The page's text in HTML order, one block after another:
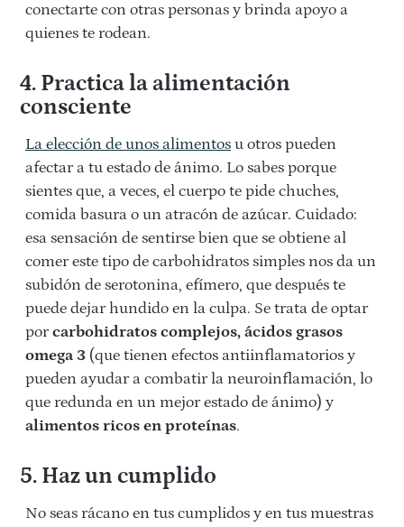
conectarte con otras personas y brinda apoyo a
quienes te rodean.
4. Practica la alimentación
consciente
La elección de unos alimentos u otros pueden
afectar a tu estado de ánimo. Lo sabes porque
sientes que, a veces, el cuerpo te pide chuches,
comida basura o un atracón de azúcar. Cuidado:
esa sensación de sentirse bien que se obtiene al
comer este tipo de carbohidratos simples nos da un
subidón de serotonina, efímero, que después te
puede dejar hundido en la culpa. Se trata de optar
porcarbohidratos complejos, ácidos grasos
omega 3 (que tienen efectos antiinflamatorios y
pueden ayudar a combatir la neuroinflamación, lo
que redunda en un mejor estado de ánimo) y
alimentos ricos en proteínas.
5. Haz un cumplido
No seas rácano en tus cumplidos y en tus muestras